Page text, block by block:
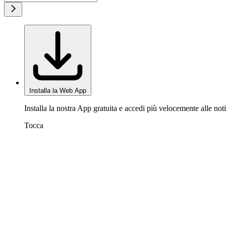
Installa la Web App
Installa la nostra App gratuita e accedi più velocemente alle
Tocca